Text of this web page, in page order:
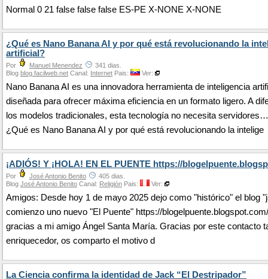
Normal 0 21 false false false ES-PE X-NONE X-NONE
¿Qué es Nano Banana AI y por qué está revolucionando la
artificial?
Por Manuel Menendez
341 dias.
Blog blog.facilweb.net Canal: Internet Pais: Ver:
Nano Banana AI es una innovadora herramienta de inteligencia
diseñada para ofrecer máxima eficiencia en un formato ligero. A
los modelos tradicionales, esta tecnología no necesita
¿Qué es Nano Banana AI y por qué está revolucionando la intelige
¡ADIÓS! Y ¡HOLA! EN EL PUENTE https://
Por José Antonio Benito
405 dias.
Blog José Antonio Benito Canal: Religión Pais: Ver:
Amigos: Desde hoy 1 de mayo 2025 dejo como "histórico" el blog
comienzo uno nuevo "El Puente" https://
gracias a mi amigo Ángel Santa María. Gracias por este contacto
enriquecedor, os comparto el motivo d
La Ciencia confirma la identidad de Jack “El Destripador”